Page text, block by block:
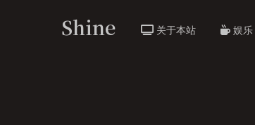
Shine 关于本站 娱乐